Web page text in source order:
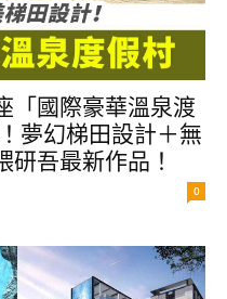
「國際豪華溫泉渡
夢幻梯田設計＋無
研吾最新作品！
0